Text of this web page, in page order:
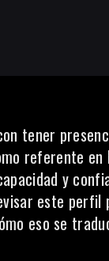
tener
referente
y
este
eso se